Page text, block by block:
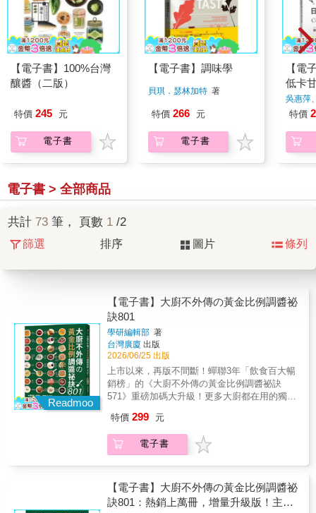
【電子書】100%台灣
釀醬（二版）
特價 245 元
電子書
【電子書】調味學
貝琪．瑟林加特 著
特價 266 元
電子書
【電
低卡
吳惠萍
特價
電子書 > 全部商品
共計 73 筆， 頁數 1 /2
篩選 排序 圖片 條列
Readmoo
【電子書】大廚不外傳の黃金比例調醬祕
訣801
學研編輯部 著
台灣廣廈 出版
2026/06/25 出版
上市以來，再版不間斷！蟬聯3年「飲食百大暢
銷榜」的《大廚不外傳の黃金比例調醬祕訣
571》重磅加碼大升級！更多大廚都在用的獨家
常見調味料變化801種「美味醬料」，讓家常菜
輕鬆升級！還能天天換口味、三餐吃不膩。君
品酒店西餐行政主廚 王輔立、國宴主廚 邱寶
特價 299 元
電子書
【電子書】大廚不外傳の黃金比例調醬祕
訣801：熱銷上萬冊，增量升級版！主廚